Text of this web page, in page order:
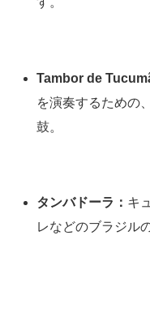
Tambor de
を演奏するための
鼓。
タンバドーラ： キ
レなどのブラジル